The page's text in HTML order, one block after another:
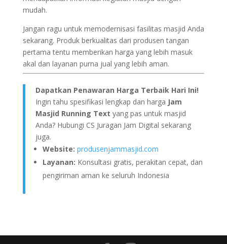
mudah.
Jangan ragu untuk memodernisasi fasilitas masjid Anda
sekarang. Produk berkualitas dari produsen tangan
pertama tentu memberikan harga yang lebih masuk
akal dan layanan purna jual yang lebih aman.
Dapatkan Penawaran Harga Terbaik Hari Ini!
Ingin tahu spesifikasi lengkap dan harga Jam
Masjid Running Text yang pas untuk masjid
Anda? Hubungi CS Juragan Jam Digital sekarang
juga.
Website: produsenjammasjid.com
Layanan: Konsultasi gratis, perakitan cepat, dan
pengiriman aman ke seluruh Indonesia